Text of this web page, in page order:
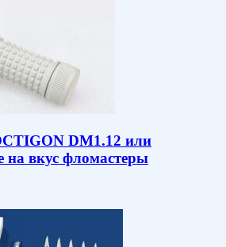
DM1.12 или
на вкус фломастеры